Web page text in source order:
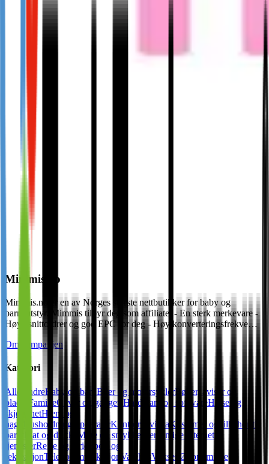
Mimmis.no
Mimmis.no er en av Norges største nettbutikker for baby og
barneutstyr. Mimmis tilbyr deg som affiliate: - En sterk merkevare -
Høye snittordrer og god EPC for deg - Høy konverteringsfrekve…
Om kampanjen
Kategori
Alle AndreBaby og barn Biler og motorsyklerBøker, aviser og
blader
FamilieGaver og gadgets Hardware og softwareHelse og
skjønnhetHjem og
hage
HusholdningsapparaterKontorrekvisita Kostymer og tilbehør til
party
Mat og drikke Mote og smykker
Personlige internett
tjenesterReise og ferie
Sport og
rekreasjonTelekommunikasjon VarehusVoksen Økonomiske